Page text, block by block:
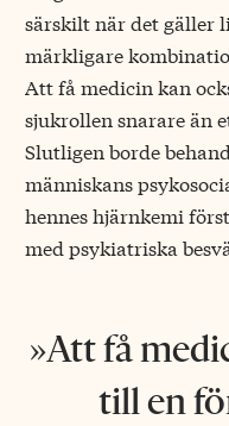
särskilt när det gäller
märkligare
Att få medicin kan
sjukrollen snarare än
Slutligen borde
människans
hennes hjärnkemi
med psykiatriska
Att få
till en